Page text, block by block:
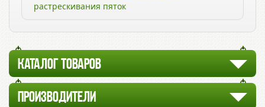
растрескивания пяток
КАТАЛОГ ТОВАРОВ
ПРОИЗВОДИТЕЛИ